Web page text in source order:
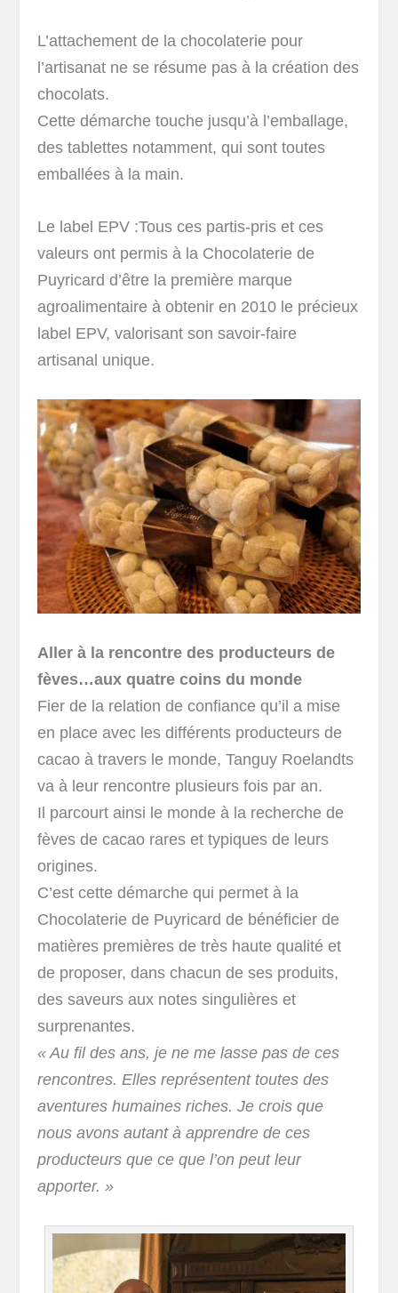
L’attachement de la chocolaterie pour
l’artisanat ne se résume pas à la création des
chocolats.
Cette démarche touche jusqu’à l’emballage,
des tablettes notamment, qui sont toutes
emballées à la main.
Le label EPV :Tous ces partis-pris et ces
valeurs ont permis à la Chocolaterie de
Puyricard d’être la première marque
agroalimentaire à obtenir en 2010 le précieux
label EPV, valorisant son savoir-faire
artisanal unique.
Aller à la rencontre des producteurs de
fèves…aux quatre coins du monde
Fier de la relation de confiance qu’il a mise
en place avec les différents producteurs de
cacao à travers le monde, Tanguy Roelandts
va à leur rencontre plusieurs fois par an.
Il parcourt ainsi le monde à la recherche de
fèves de cacao rares et typiques de leurs
origines.
C’est cette démarche qui permet à la
Chocolaterie de Puyricard de bénéficier de
matières premières de très haute qualité et
de proposer, dans chacun de ses produits,
des saveurs aux notes singulières et
surprenantes.
« Au fil des ans, je ne me lasse pas de ces
rencontres. Elles représentent toutes des
aventures humaines riches. Je crois que
nous avons autant à apprendre de ces
producteurs que ce que l’on peut leur
apporter. »